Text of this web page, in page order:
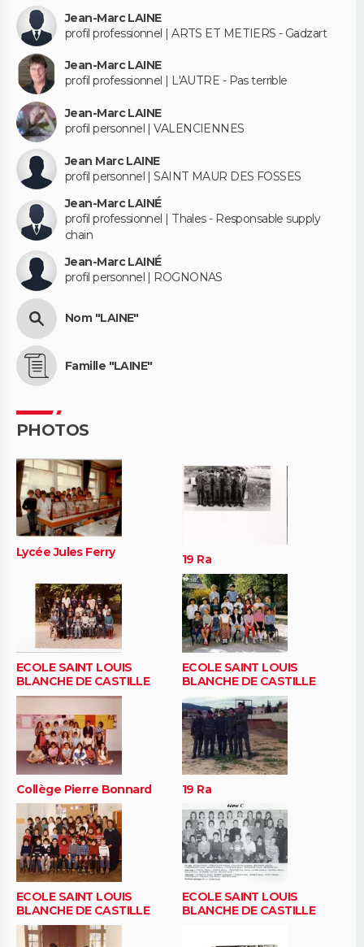
Jean-Marc LAINE
profil professionnel | ARTS ET METIERS - Gadzart
Jean-Marc LAINE
profil professionnel | L'AUTRE - Pas terrible
Jean-Marc LAINE
profil personnel | VALENCIENNES
Jean Marc LAINE
profil personnel | SAINT MAUR DES FOSSES
Jean-Marc LAINÉ
profil professionnel | Thales - Responsable supply
chain
Jean-Marc LAINÉ
profil personnel | ROGNONAS
Nom "LAINE"
Famille "LAINE"
PHOTOS
Lycée Jules Ferry 19 Ra
ECOLE SAINT LOUIS
BLANCHE DE CASTILLE
ECOLE SAINT LOUIS
BLANCHE DE CASTILLE
Collège Pierre Bonnard 19 Ra
ECOLE SAINT LOUIS
BLANCHE DE CASTILLE
ECOLE SAINT LOUIS
BLANCHE DE CASTILLE